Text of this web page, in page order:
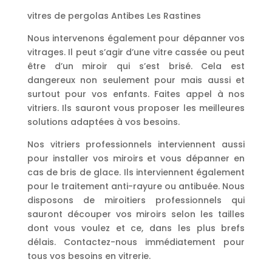
vitres de pergolas Antibes Les Rastines
Nous intervenons également pour dépanner vos
vitrages. Il peut s’agir d’une vitre cassée ou peut
être d’un miroir qui s’est brisé. Cela est
dangereux non seulement pour mais aussi et
surtout pour vos enfants. Faites appel à nos
vitriers. Ils sauront vous proposer les meilleures
solutions adaptées à vos besoins.
Nos vitriers professionnels interviennent aussi
pour installer vos miroirs et vous dépanner en
cas de bris de glace. Ils interviennent également
pour le traitement anti-rayure ou antibuée. Nous
disposons de miroitiers professionnels qui
sauront découper vos miroirs selon les tailles
dont vous voulez et ce, dans les plus brefs
délais. Contactez-nous immédiatement pour
tous vos besoins en vitrerie.